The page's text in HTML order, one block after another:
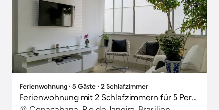
Ferienwohnung ∙ 5 Gäste ∙ 2 Schlafzimmer
Ferienwohnung mit 2 Schlafzimmern für 5 Personen